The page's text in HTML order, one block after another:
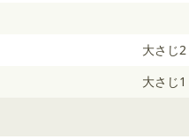
大さじ2
大さじ1